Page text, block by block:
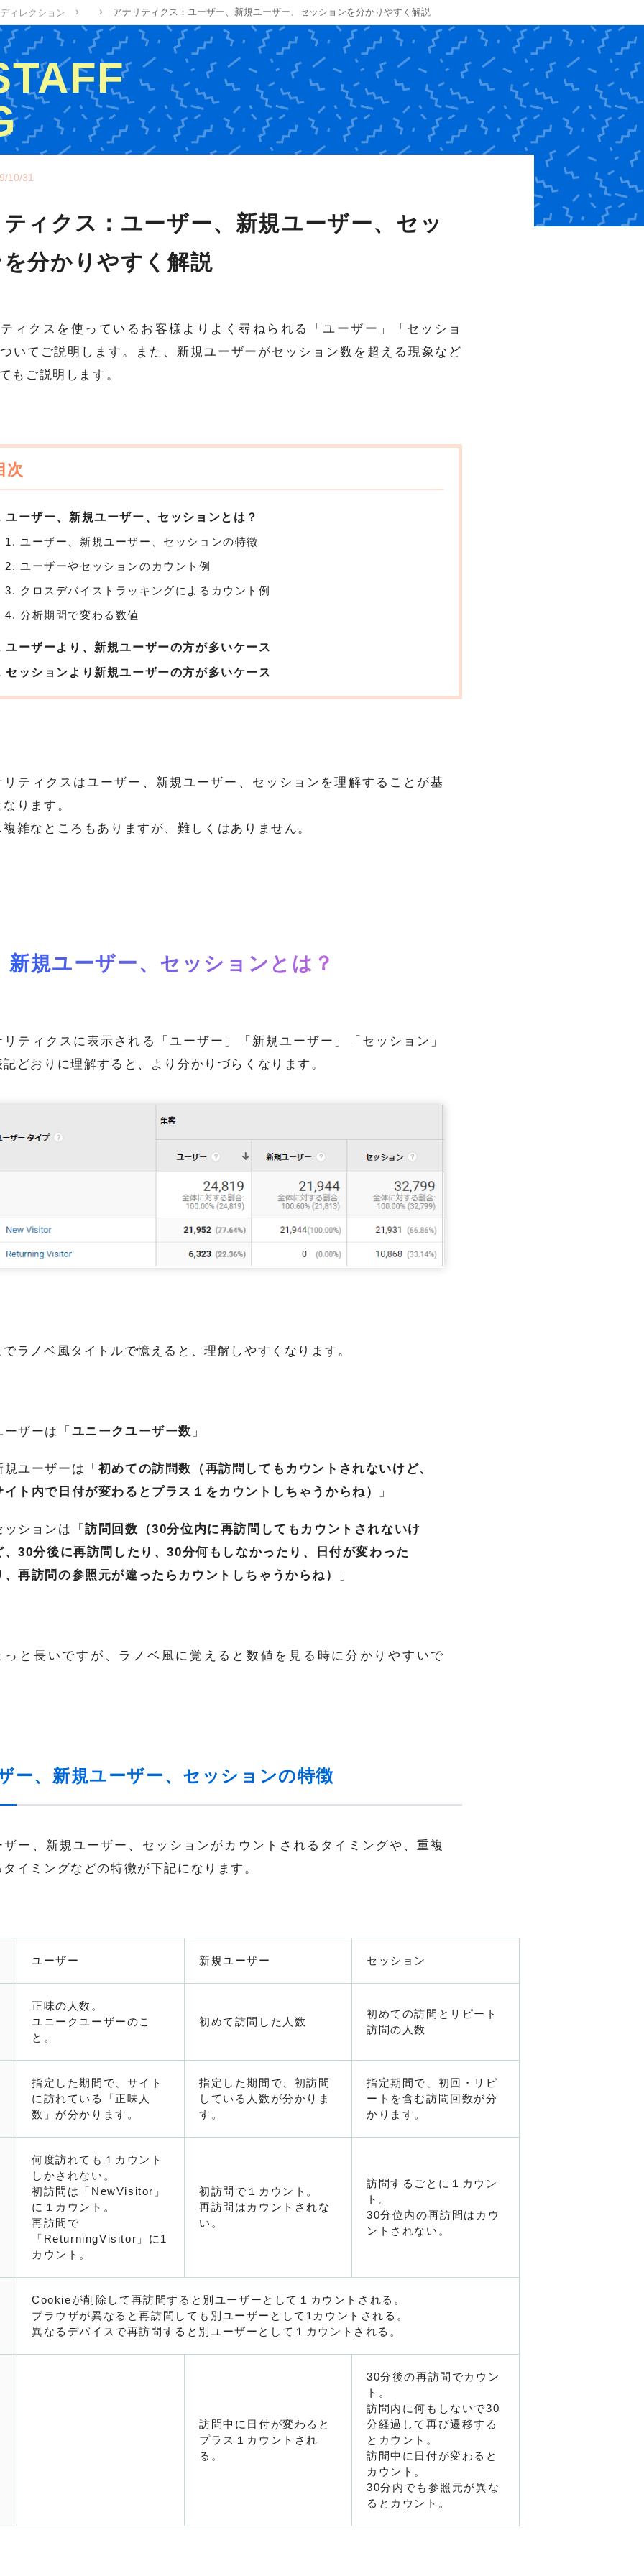
ィレクション アナリティクス：ユーザー、新規ユーザー、セッションを分かりやすく解説
10/31
ィクス：ユーザー、新規ユーザー、セッ
分かりやすく解説
ィクスを使っているお客様よりよく尋ねられる「ユーザー」「セッショ
いてご説明します。また、新規ユーザーがセッション数を超える現象など
もご説明します。
ユーザー、新規ユーザー、セッションとは？
ユーザー、新規ユーザー、セッションの特徴
ユーザーやセッションのカウント例
クロスデバイストラッキングによるカウント例
分析期間で変わる数値
ユーザーより、新規ユーザーの方が多いケース
セッションより新規ユーザーの方が多いケース
リティクスはユーザー、新規ユーザー、セッションを理解することが基
ります。
複雑なところもありますが、難しくはありません。
新規ユーザー、セッションとは？
リティクスに表示される「ユーザー」「新規ユーザー」「セッション」
記どおりに理解すると、より分かりづらくなります。
でラノベ風タイトルで憶えると、理解しやすくなります。
ーザーは「 ユニークユーザー数 」
規ユーザーは「 初めての訪問数（再訪問してもカウントされないけど、
イト内で日付が変わるとプラス１をカウントしちゃうからね）
」
ッションは「訪問回数（30分位内に再訪問してもカウントされないけ
、30分後に再訪問したり、30分何もしなかったり、日付が変わった
、再訪問の参照元が違ったらカウントしちゃうからね）
」
っと長いですが、ラノベ風に覚えると数値を見る時に分かりやすいで
ー、新規ユーザー、セッションの特徴
ザー、新規ユーザー、セッションがカウントされるタイミングや、重複
タイミングなどの特徴が下記になります。
ユーザー 新規ユーザー セッション
正味の人数。
ユニークユーザーのこ
と。
初めて訪問した人数
初めての訪問とリピート
訪問の人数
指定した期間で、サイト
に訪れている「正味人
数」が分かります。
指定した期間で、初訪問
している人数が分かりま
す。
指定期間で、初回・リピ
ートを含む訪問回数が分
かります。
何度訪れても１カウント
しかされない。
初訪問は「NewVisitor」
に１カウント。
再訪問で
「ReturningVisitor」に1
カウント。
初訪問で１カウント。
再訪問はカウントされな
い。
訪問するごとに１カウン
ト。
30分位内の再訪問はカウ
ントされない。
Cookieが削除して再訪問すると別ユーザーとして１カウントされる。
ブラウザが異なると再訪問しても別ユーザーとして1カウントされる。
異なるデバイスで再訪問すると別ユーザーとして１カウントされる。
訪問中に日付が変わると
プラス１カウントされ
る。
30分後の再訪問でカウン
ト。
訪問内に何もしないで30
分経過して再び遷移する
とカウント。
訪問中に日付が変わると
カウント。
30分内でも参照元が異な
るとカウント。